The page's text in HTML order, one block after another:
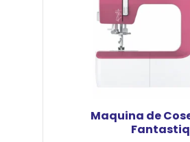
Maquina de